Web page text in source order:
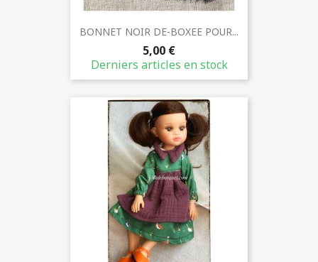
BONNET NOIR DE-BOXEE POUR...
5,00 €
Derniers articles en stock